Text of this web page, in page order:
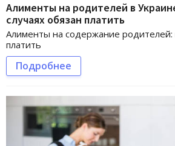
Алименты на родителей в
случаях обязан платить
Алименты на содержание родителей:
платить
Подробнее